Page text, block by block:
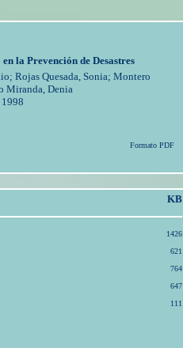
la Prevención de Desastres
Rojas Quesada, Sonia; Montero
Miranda, Denia
1998
Formato PDF
KB
1426
621
764
647
111